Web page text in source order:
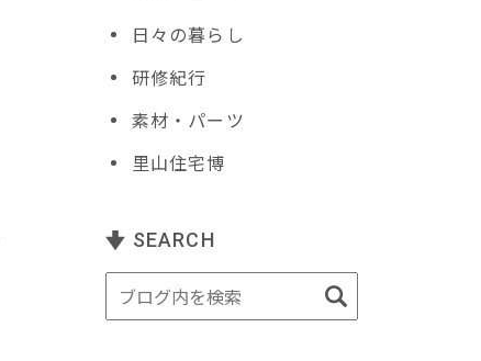
日々の暮らし
研修紀行
素材・パーツ
里山住宅博
SEARCH